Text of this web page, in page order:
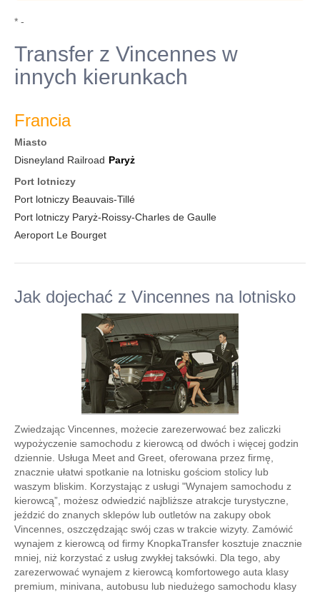
* -
Transfer z Vincennes w
innych kierunkach
Francia
Miasto
Disneyland Railroad Paryż
Port lotniczy
Port lotniczy Beauvais-Tillé
Port lotniczy Paryż-Roissy-Charles de Gaulle
Aeroport Le Bourget
Jak dojechać z Vincennes na lotnisko
Zwiedzając Vincennes, możecie zarezerwować bez zaliczki
wypożyczenie samochodu z kierowcą od dwóch i więcej godzin
dziennie. Usługa Meet and Greet, oferowana przez firmę,
znacznie ułatwi spotkanie na lotnisku gościom stolicy lub
waszym bliskim. Korzystając z usługi "Wynajem samochodu z
kierowcą”, możesz odwiedzić najbliższe atrakcje turystyczne,
jeździć do znanych sklepów lub outletów na zakupy obok
Vincennes, oszczędzając swój czas w trakcie wizyty. Zamówić
wynajem z kierowcą od firmy KnopkaTransfer kosztuje znacznie
mniej, niż korzystać z usług zwykłej taksówki. Dla tego, aby
zarezerwować wynajem z kierowcą komfortowego auta klasy
premium, minivana, autobusu lub niedużego samochodu klasy